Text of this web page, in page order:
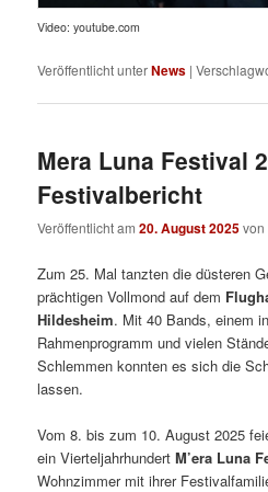
Video: youtube.com
Veröffentlicht unterNews |
Mera Luna Festival
Festivalbericht
Veröffentlicht am20. August 2025von
Zum 25. Mal tanzten die düsteren
prächtigen Vollmond auf dem
Hildesheim. Mit 40 Bands, einem
Rahmenprogramm und vielen
Schlemmen konnten es sich die
lassen.
Vom 8. bis zum 10. August 2025
ein VierteljahrhundertM’era Luna
Wohnzimmer mit ihrer